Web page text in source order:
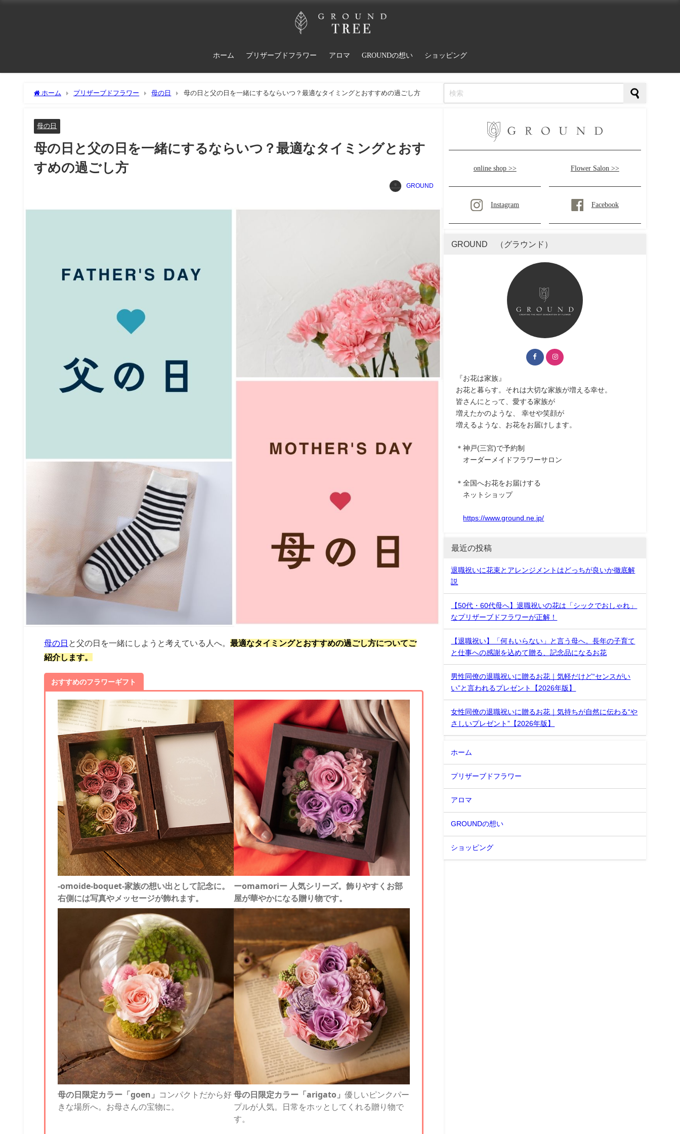
ホーム プリザーブドフラワー アロマ GROUNDの想い ショッピング
ホーム プリザーブドフラワー 母の日 母の日と父の日を一緒にするならいつ？最適なタイミングとおすすめの過ごし方
母の日
母の日と父の日を一緒にするならいつ？最適なタイミングとおす
すめの過ごし方
GROUND
母の日 と父の日を一緒にしようと考えている人へ。 最適なタイミングとおすすめの過ごし方についてご
紹介します。
おすすめのフラワーギフト
-omoide-boquet-家族の想い出として記念に。
右側には写真やメッセージが飾れます。
ーomamoriー 人気シリーズ。飾りやすくお部
屋が華やかになる贈り物です。
母の日限定カラー「goen」 コンパクトだから好
きな場所へ。お母さんの宝物に。
母の日限定カラー「arigato」 優しいピンクパー
プルが人気。日常をホッとしてくれる贈り物で
す。
online shop >> Flower Salon >>
Instagram Facebook
GROUND （グラウンド）
『お花は家族』
お花と暮らす。それは大切な家族が増える幸せ。
皆さんにとって、愛する家族が
増えたかのような、 幸せや笑顔が
増えるような、お花をお届けします。
＊神戸(三宮)で予約制
オーダーメイドフラワーサロン
＊全国へお花をお届けする
ネットショップ
https://www.ground.ne.jp/
最近の投稿
退職祝いに花束とアレンジメントはどっちが良いか徹底解
説
【50代・60代母へ】退職祝いの花は「シックでおしゃれ」
なプリザーブドフラワーが正解！
【退職祝い】「何もいらない」と言う母へ。長年の子育て
と仕事への感謝を込めて贈る、記念品になるお花
男性同僚の退職祝いに贈るお花｜気軽だけど“センスがい
い”と言われるプレゼント【2026年版】
女性同僚の退職祝いに贈るお花｜気持ちが自然に伝わる“や
さしいプレゼント”【2026年版】
ホーム
プリザーブドフラワー
アロマ
GROUNDの想い
ショッピング